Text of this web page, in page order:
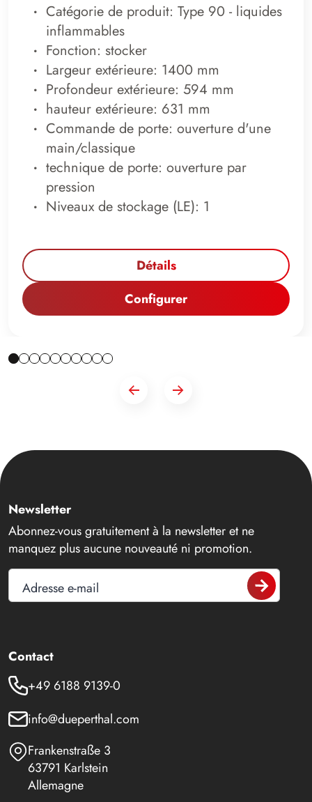
Catégorie de produit: Type 90 - liquides
inflammables
Fonction: stocker
Largeur extérieure: 1400 mm
Profondeur extérieure: 594 mm
hauteur extérieure: 631 mm
Commande de porte: ouverture d'une
main/classique
technique de porte: ouverture par
pression
Niveaux de stockage (LE): 1
Détails
Configurer
Newsletter
Abonnez-vous gratuitement à la newsletter et ne
manquez plus aucune nouveauté ni promotion.
Adresse e-mail
Contact
+49 6188 9139-0
info@dueperthal.com
Frankenstraße 3
63791 Karlstein
Allemagne